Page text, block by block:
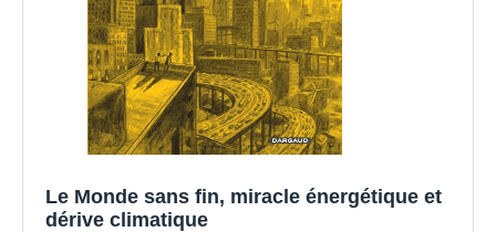
Le Monde sans fin, miracle énergétique et
dérive climatique